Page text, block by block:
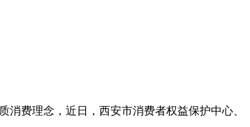
费理念，近日，西安市消费者权益保护中心、